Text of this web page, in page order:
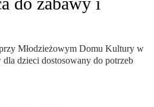
Młodzieżowym Domu Kultury w
dzieci dostosowany do potrzeb